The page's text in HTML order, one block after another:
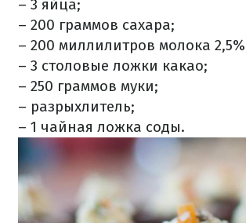
– 3 яйца;
– 200 граммов сахара;
– 200 миллилитров молока
– 3 столовые ложки какао;
– 250 граммов муки;
– разрыхлитель;
– 1 чайная ложка соды.